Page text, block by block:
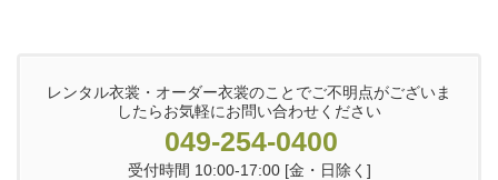
レンタル衣裳・オーダー衣裳のことでご不明点がございま
したらお気軽にお問い合わせください
049-254-0400
受付時間 10:00-17:00 [金・日除く]